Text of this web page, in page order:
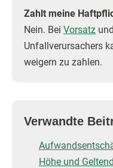
Zahlt meine
Nein. Bei Vorsatz
Unfallverursachers
weigern zu zahlen.
Verwandte
Höhe und